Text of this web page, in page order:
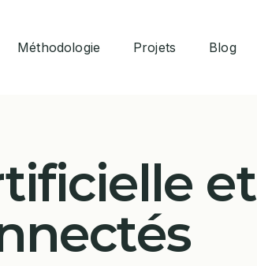
Méthodologie
CONCEVOIR
RÉALISER
Projets Blog
et